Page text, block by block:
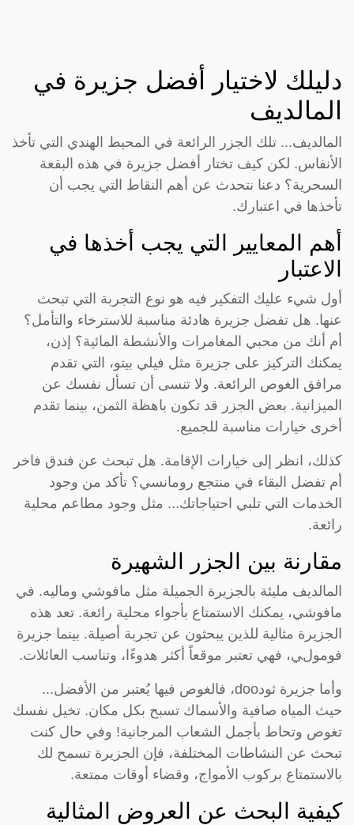
دليلك لاختيار أفضل جزيرة في
المالديف
المالديف... تلك الجزر الرائعة في المحيط الهندي التي تأخذ
الأنفاس. لكن كيف تختار أفضل جزيرة في هذه البقعة
السحرية؟ دعنا نتحدث عن أهم النقاط التي يجب أن
تأخذها في اعتبارك.
أهم المعايير التي يجب أخذها في
الاعتبار
أول شيء عليك التفكير فيه هو نوع التجربة التي تبحث
عنها. هل تفضل جزيرة هادئة مناسبة للاسترخاء والتأمل؟
أم أنك من محبي المغامرات والأنشطة المائية؟ إذن،
يمكنك التركيز على جزيرة مثل فيلي بيتو، التي تقدم
مرافق الغوص الرائعة. ولا تنسى أن تسأل نفسك عن
الميزانية. بعض الجزر قد تكون باهظة الثمن، بينما تقدم
أخرى خيارات مناسبة للجميع.
كذلك، انظر إلى خيارات الإقامة. هل تبحث عن فندق فاخر
أم تفضل البقاء في منتجع رومانسي؟ تأكد من وجود
الخدمات التي تلبي احتياجاتك... مثل وجود مطاعم محلية
رائعة.
مقارنة بين الجزر الشهيرة
المالديف مليئة بالجزيرة الجميلة مثل مافوشي وماليه. في
مافوشي، يمكنك الاستمتاع بأجواء محلية رائعة. تعد هذه
الجزيرة مثالية للذين يبحثون عن تجربة أصيلة. بينما جزيرة
فومولي، فهي تعتبر موقعاً أكثر هدوءًا، وتناسب العائلات.
وأما جزيرة ثودdoo، فالغوص فيها يُعتبر من الأفضل...
حيث المياه صافية والأسماك تسبح بكل مكان. تخيل نفسك
تغوص وتحاط بأجمل الشعاب المرجانية! وفي حال كنت
تبحث عن النشاطات المختلفة، فإن الجزيرة تسمح لك
بالاستمتاع بركوب الأمواج، وقضاء أوقات ممتعة.
كيفية البحث عن العروض المثالية